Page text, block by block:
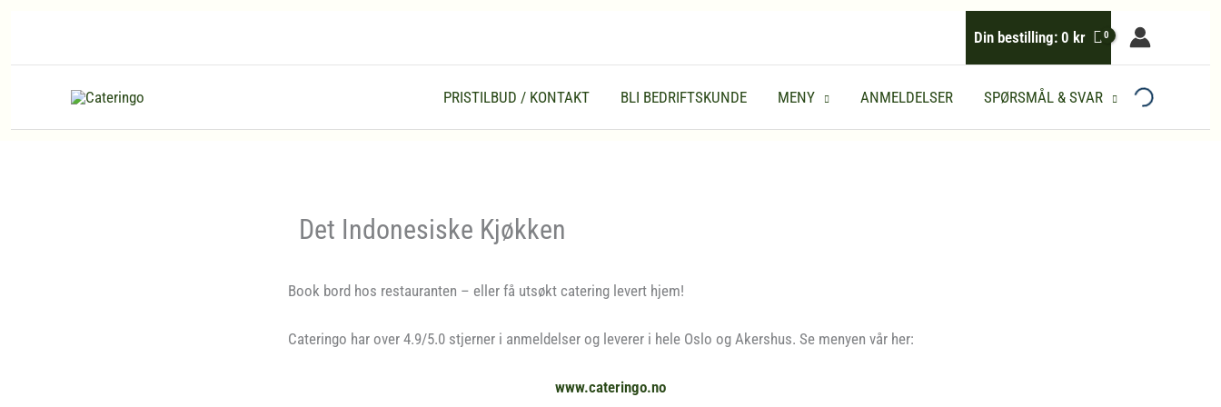
Din bestilling: 0 kr
PRISTILBUD / KONTAKT BLI BEDRIFTSKUNDE MENY ANMELDELSER SPØRSMÅL & SVAR
Det Indonesiske Kjøkken
Book bord hos restauranten – eller få utsøkt catering levert hjem!
Cateringo har over 4.9/5.0 stjerner i anmeldelser og leverer i hele Oslo og Akershus. Se menyen vår her:
www.cateringo.no